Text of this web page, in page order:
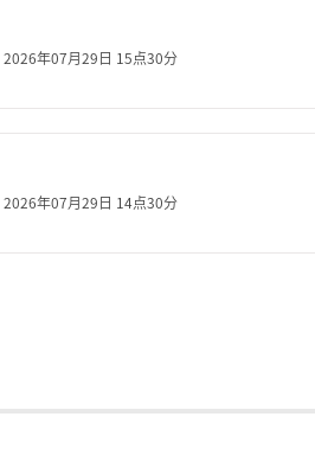
2026年07月29日 15点30分
2026年07月29日 14点30分